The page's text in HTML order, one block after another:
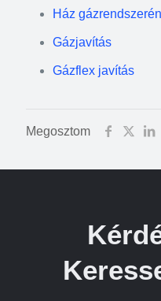
Ház
Gázjavítás
Gázflex javítás
Megosztom